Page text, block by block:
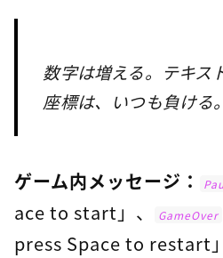
数字は増える。テキス
座標は、いつも負ける。
ゲーム内メッセージ：
ace to start」、
GameOver
press Space to restart」